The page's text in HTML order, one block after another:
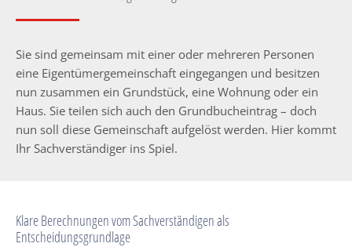
Sie sind gemeinsam mit einer oder mehreren Personen
eine Eigentümergemeinschaft eingegangen und besitzen
nun zusammen ein Grundstück, eine Wohnung oder ein
Haus. Sie teilen sich auch den Grundbucheintrag – doch
nun soll diese Gemeinschaft aufgelöst werden. Hier kommt
Ihr Sachverständiger ins Spiel.
Klare Berechnungen vom Sachverständigen als
Entscheidungsgrundlage